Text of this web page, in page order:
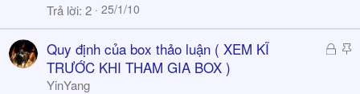
h
a
c
k
Trả lời 2 25/1/10
Đ S
Quy định của box thảo luận ( XEM KĨ
TRƯỚC KHI THAM GIA BOX )
YinYang